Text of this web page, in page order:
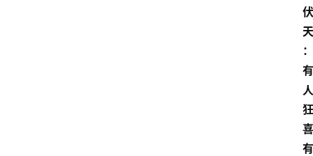
伏
天
：
有
人
狂
喜
有